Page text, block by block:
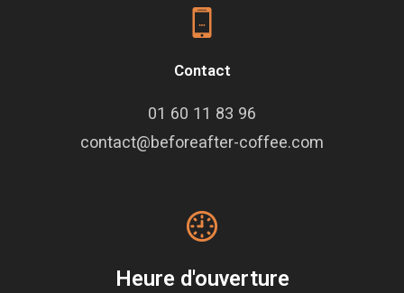
Contact
01 60 11 83 96
contact@beforeafter-coffee.com
Heure d'ouverture